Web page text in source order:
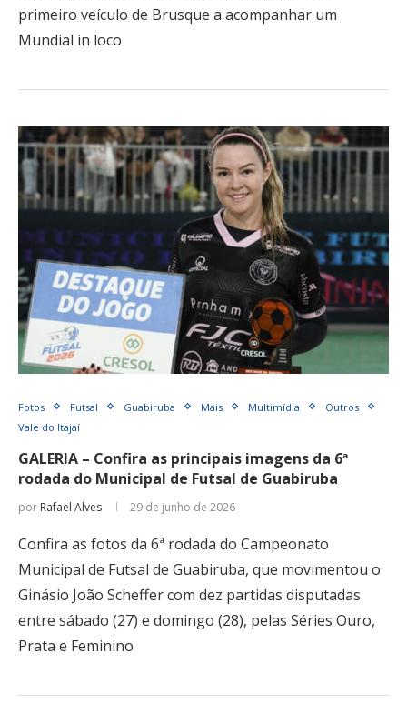
primeiro veículo de Brusque a acompanhar um
Mundial in loco
Fotos Futsal Guabiruba Mais Multimídia
Outros
Vale do Itajaí
GALERIA – Confira as principais imagens da 6ª
rodada do Municipal de Futsal de Guabiruba
por Rafael Alves 29 de junho de 2026
Confira as fotos da 6ª rodada do Campeonato
Municipal de Futsal de Guabiruba, que movimentou o
Ginásio João Scheffer com dez partidas disputadas
entre sábado (27) e domingo (28), pelas Séries Ouro,
Prata e Feminino